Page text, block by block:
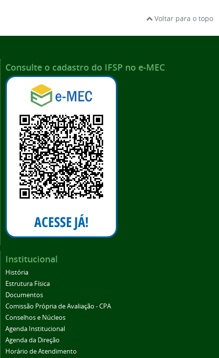
Voltar para o topo
Consulte o cadastro do IFSP no e-MEC
Institucional
História
Estrutura Física
Documentos
Comissão Própria de Avaliação - CPA
Conselhos e Núcleos
Agenda Institucional
Agenda da Direção
Horário de Atendimento